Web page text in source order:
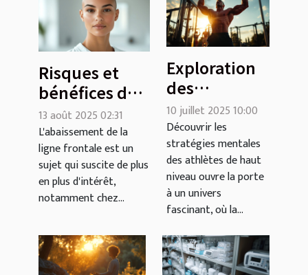
Risques et
bénéfices de
l'abaissement
de ligne
frontale sans
chirurgie
invasive
13 août 2025 02:31
L'abaissement de la
ligne frontale est un
sujet qui suscite de plus
en plus d'intérêt,
notamment chez...
Exploration
des
stratégies
mentales
des athlètes
de haut
niveau
10 juillet 2025 10:00
Découvrir les
stratégies mentales
des athlètes de haut
niveau ouvre la porte
à un univers
fascinant, où la...